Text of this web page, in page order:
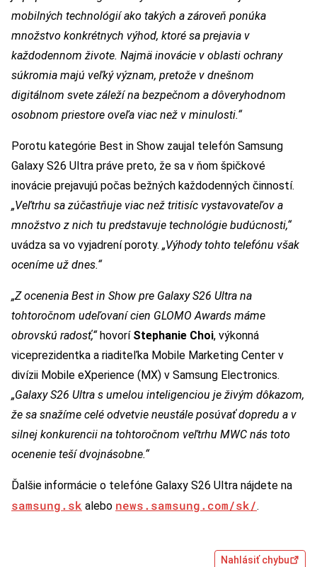
mobilných technológií ako takých a zároveň ponúka
množstvo konkrétnych výhod, ktoré sa prejavia v
každodennom živote. Najmä inovácie v oblasti ochrany
súkromia majú veľký význam, pretože v dnešnom
digitálnom svete záleží na bezpečnom a dôveryhodnom
osobnom priestore oveľa viac než v minulosti.“
Porotu kategórie Best in Show zaujal telefón Samsung
Galaxy S26 Ultra práve preto, že sa v ňom špičkové
inovácie prejavujú počas bežných každodenných činností.
„Veľtrhu sa zúčastňuje viac než tritisíc vystavovateľov a
množstvo z nich tu predstavuje technológie budúcnosti,“
uvádza sa vo vyjadrení poroty. „Výhody tohto telefónu však
oceníme už dnes.“
„Z ocenenia Best in Show pre Galaxy S26 Ultra na
tohtoročnom udeľovaní cien GLOMO Awards máme
obrovskú radosť,“ hovorí Stephanie Choi, výkonná
viceprezidentka a riaditeľka Mobile Marketing Center v
divízii Mobile eXperience (MX) v Samsung Electronics.
„Galaxy S26 Ultra s umelou inteligenciou je živým dôkazom,
že sa snažíme celé odvetvie neustále posúvať dopredu a v
silnej konkurencii na tohtoročnom veľtrhu MWC nás toto
ocenenie teší dvojnásobne.“
Ďalšie informácie o telefóne Galaxy S26 Ultra nájdete na
samsung.sk alebo news.samsung.com/sk/.
Nahlásiť chybu